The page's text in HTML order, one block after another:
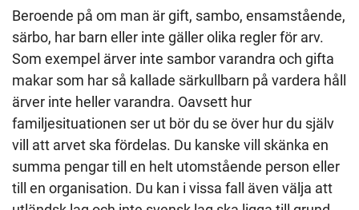
Beroende på om man är gift, sambo, ensamstående,
särbo, har barn eller inte gäller olika regler för arv.
Som exempel ärver inte sambor varandra och gifta
makar som har så kallade särkullbarn på vardera håll
ärver inte heller varandra. Oavsett hur
familjesituationen ser ut bör du se över hur du själv
vill att arvet ska fördelas. Du kanske vill skänka en
summa pengar till en helt utomstående person eller
till en organisation. Du kan i vissa fall även välja att